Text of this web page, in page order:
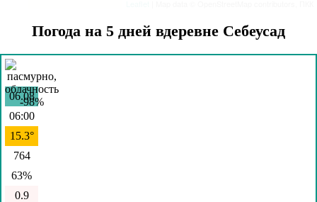
Погода на 5 дней вдеревне Себеусад
06.08
06:00
15.3°
764
63%
0.9